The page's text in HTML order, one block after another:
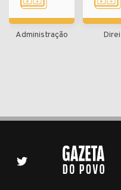
Administração